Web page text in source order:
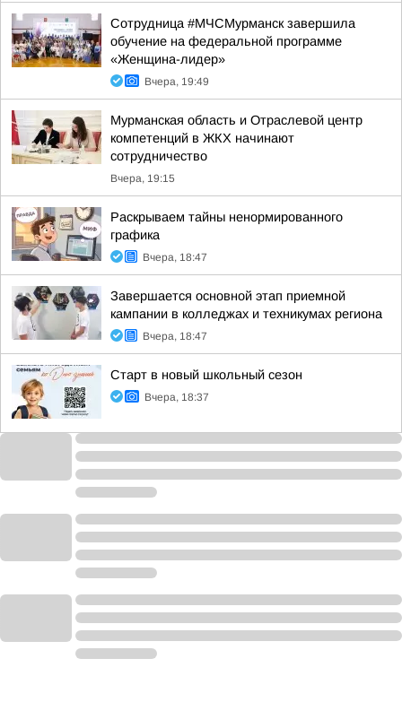
Сотрудница #МЧСМурманск завершила
обучение на федеральной программе
«Женщина-лидер»
Вчера, 19:49
Мурманская область и Отраслевой центр
компетенций в ЖКХ начинают
сотрудничество
Вчера, 19:15
Раскрываем тайны ненормированного
графика
Вчера, 18:47
Завершается основной этап приемной
кампании в колледжах и техникумах региона
Вчера, 18:47
Старт в новый школьный сезон
Вчера, 18:37